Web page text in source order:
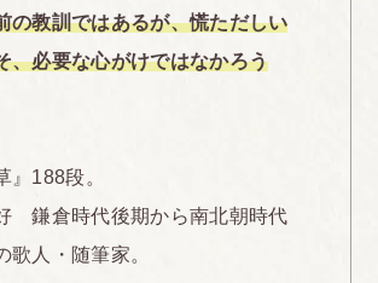
の教訓ではあるが、慌ただしい
、必要な心がけではなかろう
』188段。
鎌倉時代後期から南北朝時代
歌人・随筆家。